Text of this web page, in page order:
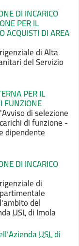
DI INCARICO
PER IL
ACQUISTI DI AREA
di Alta
del Servizio
PER IL
FUNZIONE
di selezione
di funzione -
dipendente
DI INCARICO
di
del
USLdi Imola
USLdi